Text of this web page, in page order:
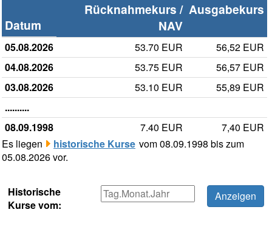
Datum
Rücknahmekurs /
NAV
Ausgabekurs
05.08.2026 53.70 EUR
56,52 EUR
04.08.2026
53.75 EUR
56,57 EUR
03.08.2026
53.10 EUR
55,89 EUR
..........
08.09.1998
7.40 EUR
7,40 EUR
Es liegen
historische Kurse vom 08.09.1998 bis zum
05.08.2026 vor.
Historische
Kurse vom: